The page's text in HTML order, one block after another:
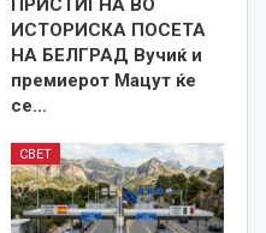
ПРИСТИГНА ВО
ИСТОРИСКА ПОСЕТА
НА БЕЛГРАД Вучиќ и
премиерот Мацут ќе
се…
СВЕТ